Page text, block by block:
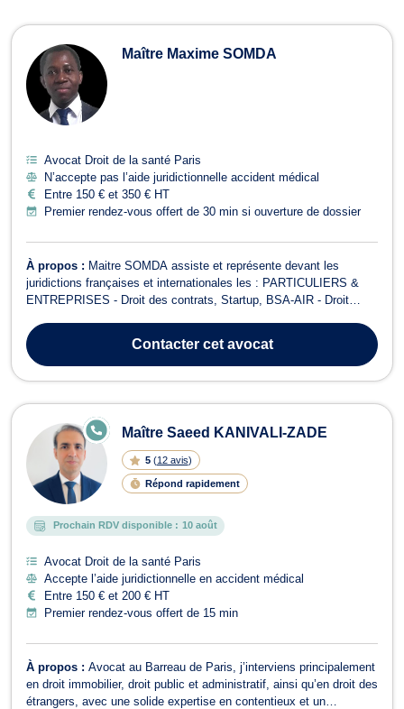
Maître Maxime SOMDA
Avocat Droit de la santé Paris
N’accepte pas l’aide juridictionnelle accident médical
Entre 150 € et 350 € HT
Premier rendez-vous offert de 30 min si ouverture de dossier
À propos : Maitre SOMDA assiste et représente devant les
juridictions françaises et internationales les : PARTICULIERS &
ENTREPRISES - Droit des contrats, Startup, BSA-AIR - Droit
Droit de la santé et responsabilité médicale - Droits de l’homme
(CNDA, CEDH) et RSE ...Contactercet avocat
Maître Saeed KANIVALI-ZADE
5 (12 avis)
Répond rapidement
E
N
E
Prochain RDV disponible : 10 août
Avocat Droit de la santé Paris
Accepte l’aide juridictionnelle en accident médical
Entre 150 € et 200 € HT
Premier rendez-vous offert de 15 min
À propos : Avocat au Barreau de Paris, j’interviens principalement
en droit immobilier, droit public et administratif, ainsi qu’en droit des
étrangers, avec une solide expertise en contentieux et un